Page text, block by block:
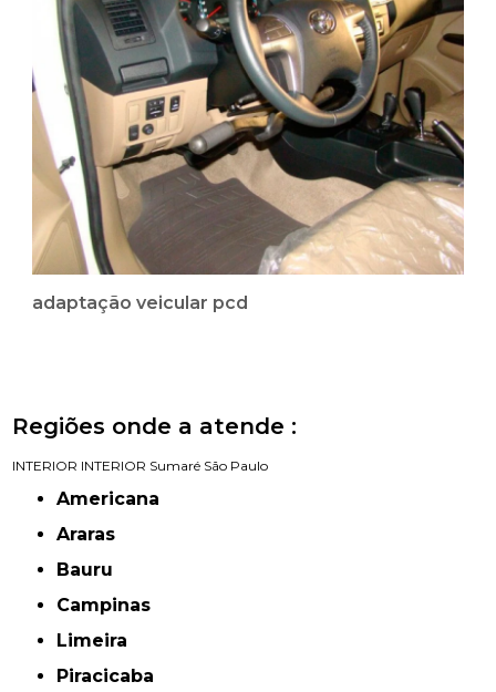
adaptação veicular pcd
Regiões onde a atende :
INTERIOR INTERIOR Sumaré São Paulo
Americana
Araras
Bauru
Campinas
Limeira
Piracicaba